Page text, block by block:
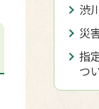
渋
災
指
つ